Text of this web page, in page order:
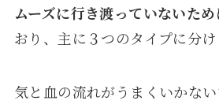
ムーズに行き渡っていないため
おり、主に３つのタイプに分け
気と血の流れがうまくいかな